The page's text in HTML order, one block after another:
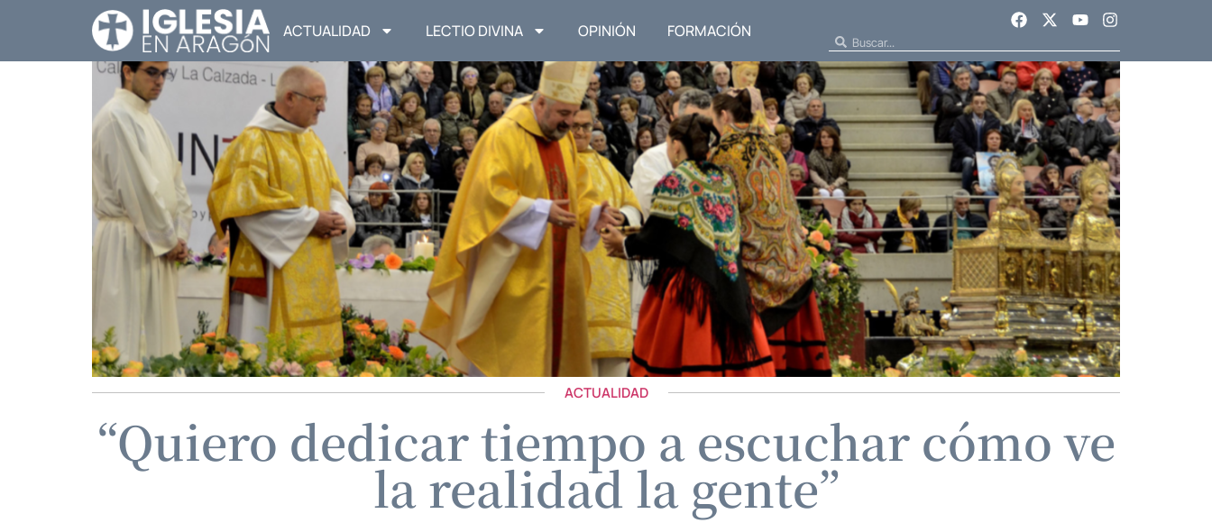
ACTUALIDAD LECTIO DIVINA OPINIÓN FORMACIÓN
ACTUALIDAD
“Quiero dedicar tiempo a escuchar cómo ve
la realidad la gente”